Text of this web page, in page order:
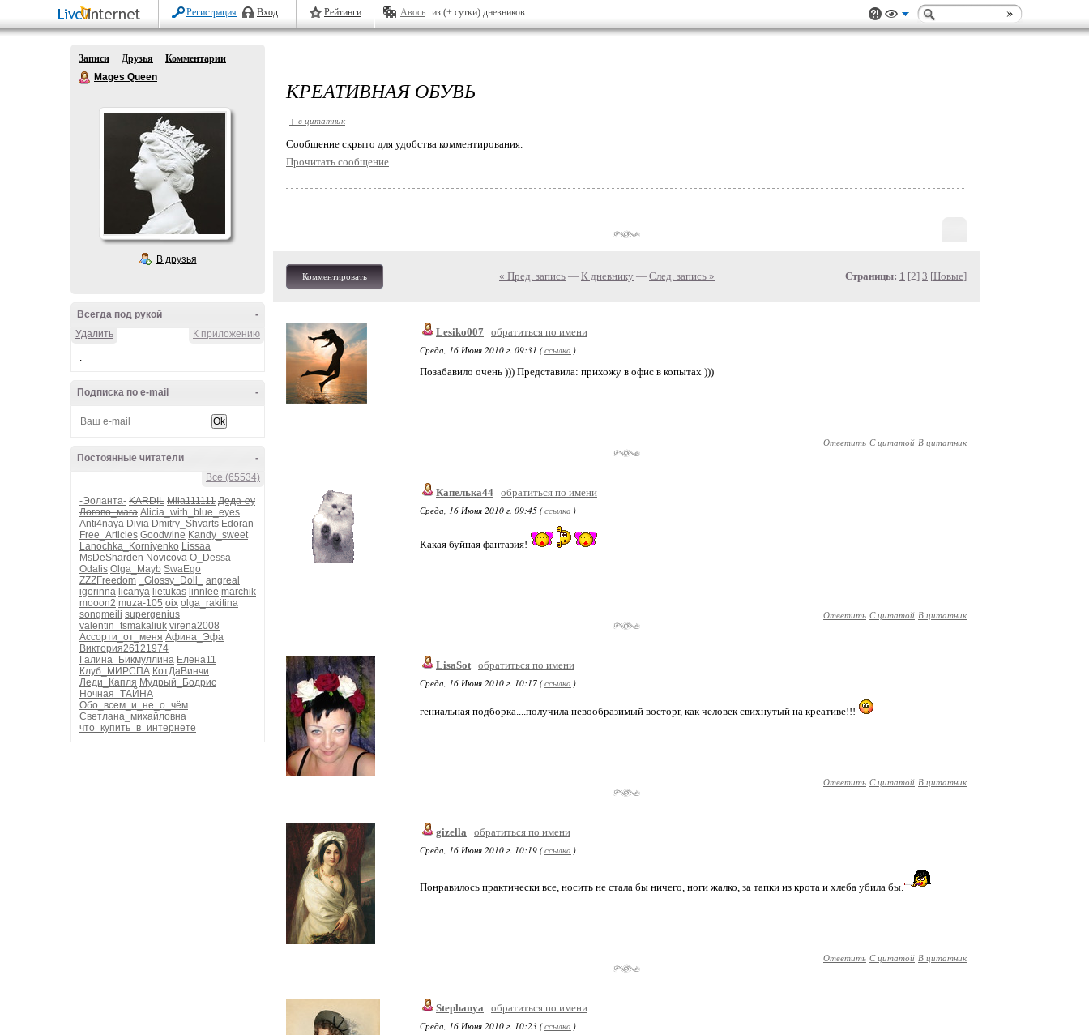
Регистрация Вход Рейтинги Авось из (+ сутки) дневников
Записи Друзья
Комментарии
Mages Queen
В друзья
-
Всегда под рукой
К приложению
Удалить
.
-
Подписка по e-mail
-
Постоянные читатели
Все (65534)
-Эоланта- KARDIL Mila111111 Деда-еу
Логово_мага Alicia_with_blue_eyes
Anti4naya Divia Dmitry_Shvarts Edoran
Free_Articles Goodwine Kandy_sweet
Lanochka_Korniyenko Lissaa
MsDeSharden Novicova O_Dessa
Odalis Olga_Mayb SwaEgo
ZZZFreedom
_Glossy_Doll_
angreal
igorinna licanya lietukas linnlee marchik
mooon2 muza-105 oix olga_rakitina
songmeili supergenius
valentin_tsmakaliuk virena2008
Ассорти_от_меня Афина_Эфа
Виктория26121974
Галина_Бикмуллина Елена11
Клуб_МИРСПА КотДаВинчи
Леди_Капля Мудрый_Бодрис
Ночная_ТАЙНА
Обо_всем_и_не_о_чём
Светлана_михайловна
что_купить_в_интернете
КРЕАТИВНАЯ ОБУВЬ
+ в цитатник
Cообщение скрыто для удобства комментирования.
Прочитать сообщение
Комментировать « Пред. запись — К дневнику — След. запись » Страницы: 1 [2] 3 [Новые]
Lesiko007
обратиться по имени
Среда, 16 Июня 2010 г. 09:31 (ссылка )
Позабавило очень ))) Представила: прихожу в офис в копытах )))
Ответить С цитатой В цитатник
Капелька44 обратиться по имени
Среда, 16 Июня 2010 г. 09:45 (ссылка )
Какая буйная фантазия!
Ответить С цитатой В цитатник
LisaSot обратиться по имени
Среда, 16 Июня 2010 г. 10:17 (ссылка )
гениальная подборка....получила невообразимый восторг, как человек свихнутый на креативе!!!
Ответить С цитатой В цитатник
gizella
обратиться по имени
Среда, 16 Июня 2010 г. 10:19 (ссылка )
Понравилось практически все, носить не стала бы ничего, ноги жалко, за тапки из крота и хлеба убила бы.
Ответить С цитатой В цитатник
Stephanya
обратиться по имени
Среда, 16 Июня 2010 г. 10:23 (ссылка )